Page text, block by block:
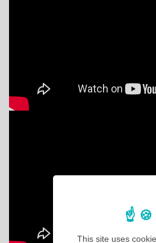
This site uses